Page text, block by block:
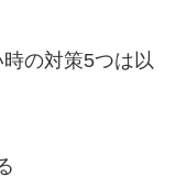
の対策5つは以